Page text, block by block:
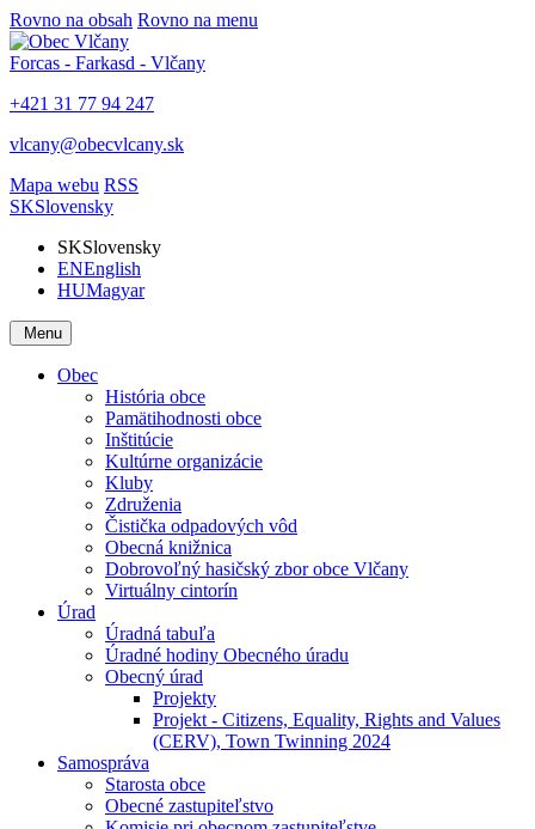
Rovno na obsah Rovno na menu
Forcas - Farkasd - Vlčany
+421 31 77 94 247
vlcany@obecvlcany.sk
Mapa webu RSS
SKSlovensky
SKSlovensky
ENEnglish
HUMagyar
Menu
Obec
História obce
Pamätihodnosti obce
Inštitúcie
Kultúrne organizácie
Kluby
Združenia
Čistička odpadových vôd
Obecná knižnica
Dobrovoľný hasičský zbor obce Vlčany
Virtuálny cintorín
Úrad
Úradná tabuľa
Úradné hodiny Obecného úradu
Obecný úrad
Projekty
Projekt - Citizens, Equality, Rights and Values
(CERV), Town Twinning 2024
Samospráva
Starosta obce
Obecné zastupiteľstvo